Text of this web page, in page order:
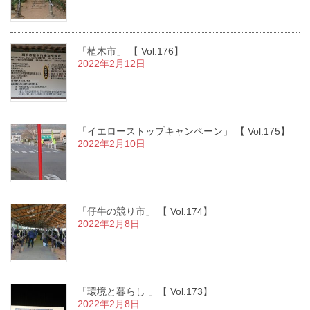
「植木市」 【 Vol.176】
2022年2月12日
「イエローストップキャンペーン」 【 Vol.175】
2022年2月10日
「仔牛の競り市」 【 Vol.174】
2022年2月8日
「環境と暮らし 」【 Vol.173】
2022年2月8日